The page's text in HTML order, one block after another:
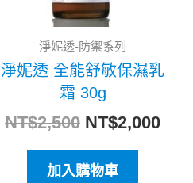
淨妮透-防禦系列
淨妮透 全能舒敏保濕乳
霜 30g
NT$2,500 NT$2,000
加入購物車